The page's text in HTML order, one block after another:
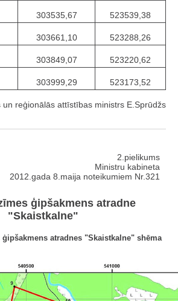
303535,67 523539,38
303661,10 523288,26
303849,07 523220,62
303999,29 523173,52
un reģionālās attīstības ministrs E.Sprūdžs
2.pielikums
Ministru kabineta
2012.gada 8.maija noteikumiem Nr.321
ģipšakmens atradne
"Skaistkalne"
ģipšakmens atradnes "Skaistkalne" shēma